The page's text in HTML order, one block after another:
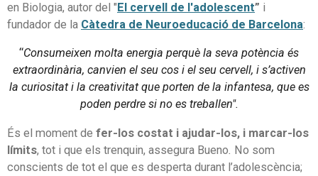
en Biologia, autor del "El cervell de l'adolescent” i
fundador de la Càtedra de Neuroeducació de Barcelona:
“Consumeixen molta energia perquè la seva potència és
extraordinària, canvien el seu cos i el seu cervell, i s’activen
la curiositat i la creativitat que porten de la infantesa, que es
poden perdre si no es treballen".
És el moment de fer-los costat i ajudar-los, i marcar-los
límits, tot i que els trenquin, assegura Bueno No som
conscients de tot el que es desperta durant l’adolescència;